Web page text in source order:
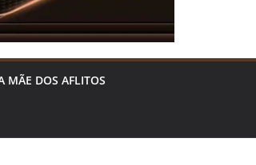
MÃE DOS AFLITOS